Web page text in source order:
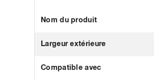
Nom du produit
Largeur extérieure
Compatible avec